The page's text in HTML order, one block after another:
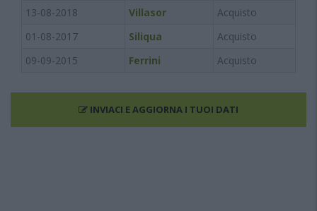
13-08-2018
Villasor
Acquisto
01-08-2017
Siliqua
Acquisto
09-09-2015
Ferrini Acquisto
INVIACI E AGGIORNA I TUOI DATI